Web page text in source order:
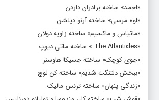
«احمد» ساخته برادران داردن
«اوه مرسی» ساخته آرنو دپلشن
«ماتیاس و ماکسیم» ساخته زاویه دولان
«The Atlantides » ساخته ماتی دیوپ
«جوی کوچک» ساخته جسیکا هاوسنر
«ببخش دلتنگت شدیم» ساخته کن لوچ
«زندگی پنهان» ساخته ترنس مالیک